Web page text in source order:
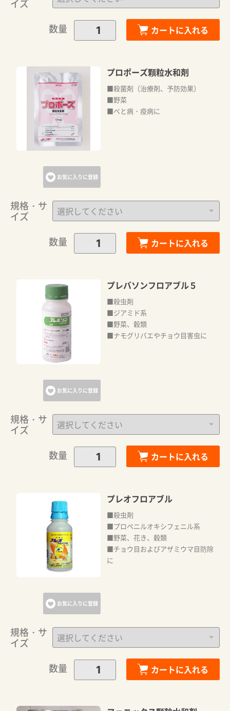
イズ
数量
カートに入れる
お気に入りに登録
プロポーズ顆粒水和剤
■殺菌剤（治療剤、予防効果）
■野菜
■べと病・疫病に
規格・サ
イズ
数量
カートに入れる
お気に入りに登録
プレバソンフロアブル５
■殺虫剤
■ジアミド系
■野菜、穀類
■ナモグリバエやチョウ目害虫に
規格・サ
イズ
数量
カートに入れる
お気に入りに登録
プレオフロアブル
■殺虫剤
■プロペニルオキシフェニル系
■野菜、花き、穀類
■チョウ目およびアザミウマ目防除
に
規格・サ
イズ
数量
カートに入れる